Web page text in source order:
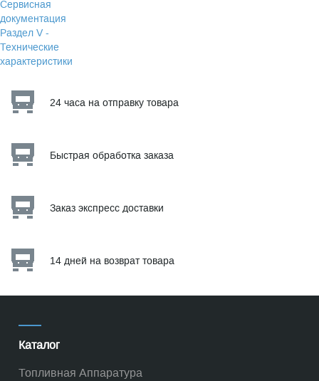
Сервисная
документация
Раздел V -
Технические
характеристики
24 часа на отправку товара
Быстрая обработка заказа
Заказ экспресс доставки
14 дней на возврат товара
Каталог
Топливная Аппаратура